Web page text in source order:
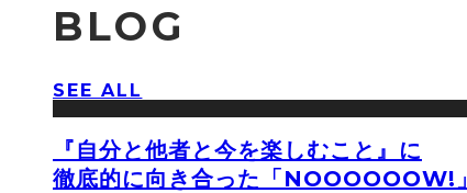
BLOG
SEE ALL
『自分と他者と今を楽しむこと』に
徹底的に向き合った「NOOOOOOW!」